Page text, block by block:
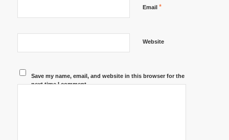
Email *
Website
Save my name, email, and website in this browser for the
next time I comment.